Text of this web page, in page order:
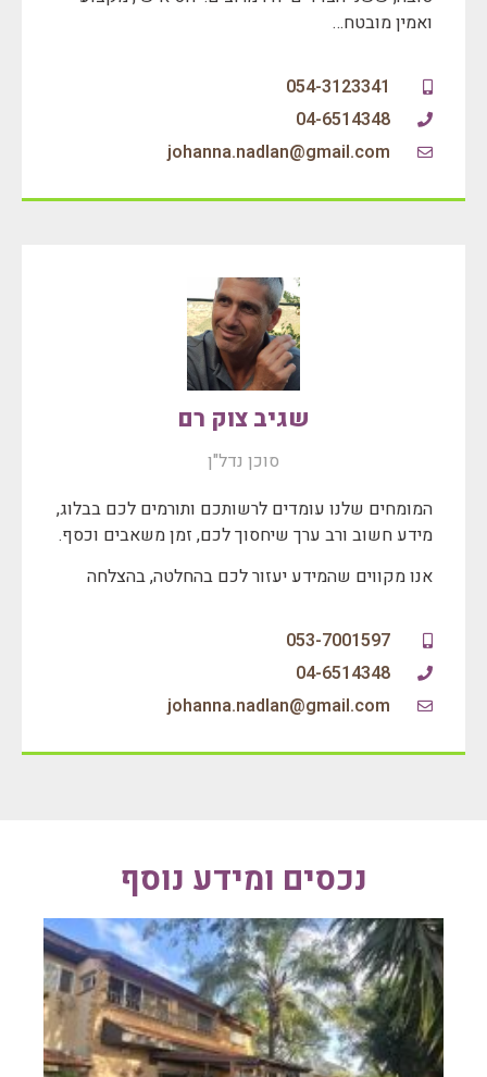
ואמין מובטח…
054-3123341
04-6514348
johanna.nadlan@gmail.com‏
שגיב צוק רם
סוכן נדל"ן
המומחים שלנו עומדים לרשותכם ותורמים לכם בבלוג,
מידע חשוב ורב ערך שיחסוך לכם, זמן משאבים וכסף.
אנו מקווים שהמידע יעזור לכם בהחלטה, בהצלחה
053-7001597
04-6514348
johanna.nadlan@gmail.com‏
נכסים ומידע נוסף